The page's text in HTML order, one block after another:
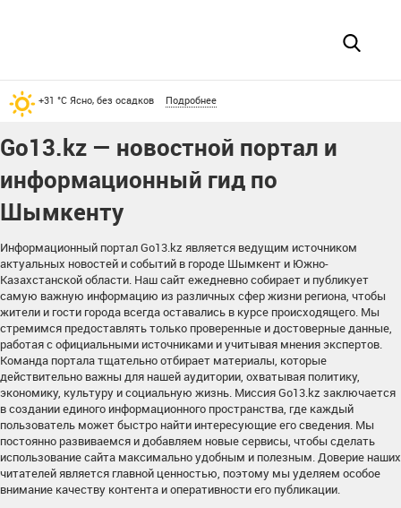
+31 °С Ясно, без осадков Подробнее
Go13.kz — новостной портал и
информационный гид по
Шымкенту
Информационный портал Go13.kz является ведущим источником
актуальных новостей и событий в городе Шымкент и Южно-
Казахстанской области. Наш сайт ежедневно собирает и публикует
самую важную информацию из различных сфер жизни региона, чтобы
жители и гости города всегда оставались в курсе происходящего. Мы
стремимся предоставлять только проверенные и достоверные данные,
работая с официальными источниками и учитывая мнения экспертов.
Команда портала тщательно отбирает материалы, которые
действительно важны для нашей аудитории, охватывая политику,
экономику, культуру и социальную жизнь. Миссия Go13.kz заключается
в создании единого информационного пространства, где каждый
пользователь может быстро найти интересующие его сведения. Мы
постоянно развиваемся и добавляем новые сервисы, чтобы сделать
использование сайта максимально удобным и полезным. Доверие наших
читателей является главной ценностью, поэтому мы уделяем особое
внимание качеству контента и оперативности его публикации.